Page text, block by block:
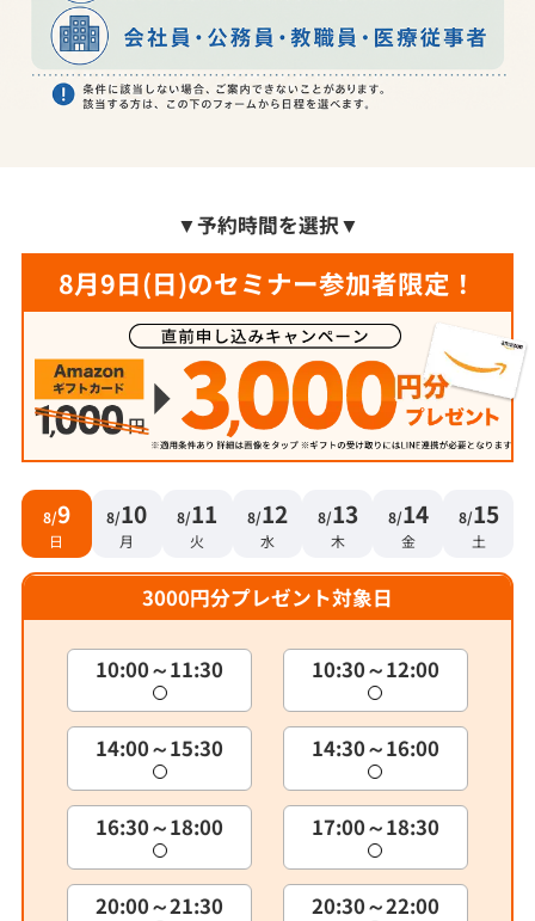
▼予約時間を選択▼
8月9日(日)のセミナー参加者限定！
8/9
日
8/10
月
8/11
火
8/12
水
8/13
木
8/14
金
8/15
土
3000円分プレゼント対象日
10:00～11:30 10:30～12:00
14:00～15:30 14:30～16:00
16:30～18:00 17:00～18:30
20:00～21:30 20:30～22:00